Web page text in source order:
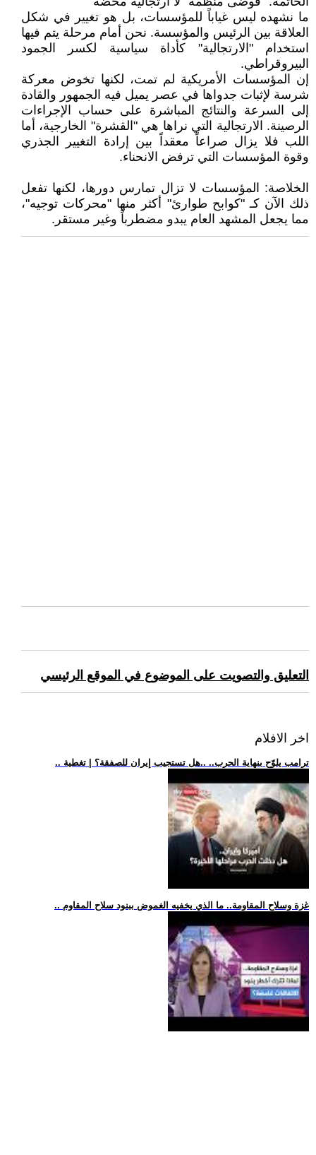
ما نشهده ليس غياباً للمؤسسات، بل هو تغيير في شكل
العلاقة بين الرئيس والمؤسسة. نحن أمام مرحلة يتم فيها
استخدام "الارتجالية" كأداة سياسية لكسر الجمود
البيروقراطي.
إن المؤسسات الأمريكية لم تمت، لكنها تخوض معركة
شرسة لإثبات جدواها في عصر يميل فيه الجمهور والقادة
إلى السرعة والنتائج المباشرة على حساب الإجراءات
الرصينة. الارتجالية التي نراها هي "القشرة" الخارجية، أما
اللب فلا يزال صراعاً معقداً بين إرادة التغيير الجذري
وقوة المؤسسات التي ترفض الانحناء.
الخلاصة: المؤسسات لا تزال تمارس دورها، لكنها تفعل
ذلك الآن كـ "كوابح طوارئ" أكثر منها "محركات توجيه"،
مما يجعل المشهد العام يبدو مضطرباً وغير مستقر.
التعليق والتصويت على الموضوع في الموقع الرئيسي
اخر الافلام
.. ترامب يلوّح بنهاية الحرب.. ..هل تستجيب إيران للصفقة؟ | تغطية
.. غزة وسلاح المقاومة.. ما الذي يخفيه الغموض ببنود سلاح المقاوم